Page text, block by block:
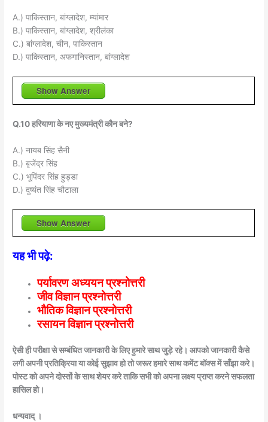
A.) पाकिस्तान, बांग्लादेश, म्यांमार
B.) पाकिस्तान, बांग्लादेश, श्रीलंका
C.) बांग्लादेश, चीन, पाकिस्तान
D.) पाकिस्तान, अफगानिस्तान, बांग्लादेश
Show Answer
Q.10 हरियाणा के नए मुख्यमंत्री कौन बने?
A.) नायब सिंह सैनी
B.) बृजेंद्र सिंह
C.) भूपिंदर सिंह हुड्डा
D.) दुष्यंत सिंह चौटाला
Show Answer
यह भी पढ़े:
पर्यावरण अध्ययन प्रश्नोत्तरी
जीव विज्ञान प्रश्नोत्तरी
भौतिक विज्ञान प्रश्नोत्तरी
रसायन विज्ञान प्रश्नोत्तरी
ऐसी ही परीक्षा से सम्बंधित जानकारी के लिए हुमारे साथ जुड़े रहे। आपको जानकारी कैसे
लगी अपनी प्रतिक्रिया या कोई सुझाव हो तो जरूर हमारे साथ कमेंट बॉक्स में साँझा करे।
पोस्ट को अपने दोस्तों के साथ शेयर करे ताकि सभी को अपना लक्ष्य प्राप्त करने सफलता
हासिल हो।
धन्यवाद् ।